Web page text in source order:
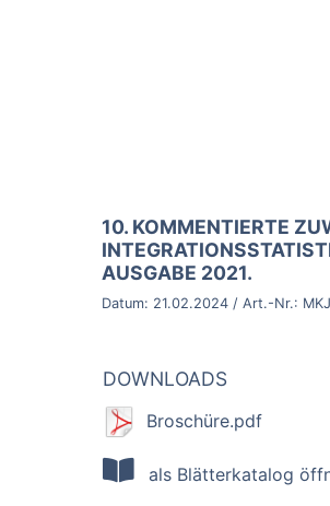
BROSCHÜRE:
10. KOMMENTIERTE
AUSGABE 2021.
Datum: 21.02.2024 / Art.-Nr.:
DOWNLOADS
Broschüre.pdf
als Blätterkatalog